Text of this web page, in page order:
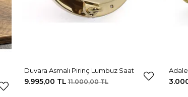
Duvara Asmalı Pirinç Lumbuz Saat
9.995,00 TL 11.000,00 TL